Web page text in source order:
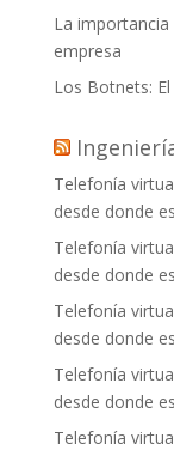
La
empresa
Los Botnets:
Telefonía
desde donde
Telefonía
desde donde
Telefonía
desde donde
Telefonía
desde donde
Telefonía